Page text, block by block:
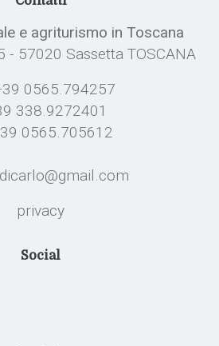
e agriturismo in Toscana
- 57020 Sassetta TOSCANA
0565.794257
338.9272401
0565.705612
privacy
Social